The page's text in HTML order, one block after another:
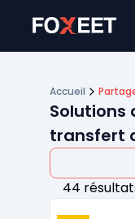
Accueil
Solutions
transfert
44